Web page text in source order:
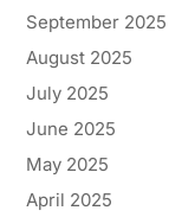
September 2025
August 2025
July 2025
June 2025
May 2025
April 2025